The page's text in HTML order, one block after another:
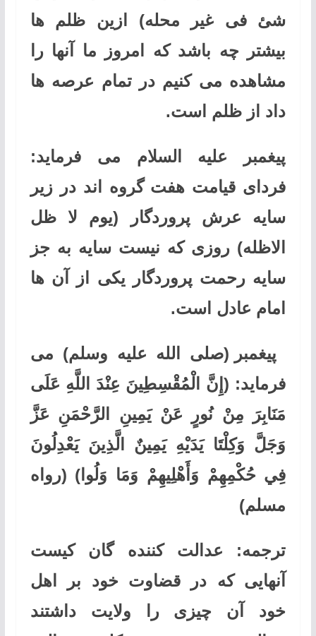
شئ فی غیر محله) ازین ظلم ها
بیشتر چه باشد که امروز ما آنها را
مشاهده می کنیم در تمام عرصه ها
داد از ظلم است.
پیغمبر علیه السلام می فرماید:
فردای قیامت هفت گروه اند در زیر
سایه عرش پروردگار (یوم لا ظل
الاظله) روزی که نیست سایه به جز
سایه رحمت پروردگار یکی از آن ها
امام عادل است.
پیغمبر (صلی الله علیه وسلم) می
فرماید: (إِنَّ الْمُقْسِطِينَ عِنْدَ اللَّهِ عَلَى
مَنَابِرَ مِنْ نُورٍ عَنْ يَمِينِ الرَّحْمَنِ عَزَّ
وَجَلَّ وَكِلْتَا يَدَيْهِ يَمِينٌ الَّذِينَ يَعْدِلُونَ
فِي حُكْمِهِمْ وَأَهْلِيهِمْ وَمَا وَلُوا) (رواه
مسلم)
ترجمه: عدالت کننده گان کیست
آنهایی که در قضاوت خود بر اهل
خود آن چیزی را ولایت داشتند